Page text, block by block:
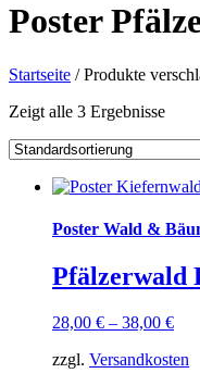
Poster
Startseite / Produkte
Zeigt alle 3 Ergebnisse
Poster Wald &
Pfälzerwald
28,00 € – 38,00 €
zzgl. Versandkosten